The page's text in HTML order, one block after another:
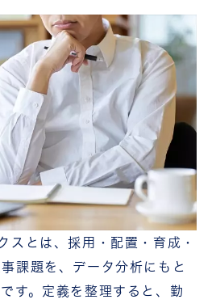
期に察知できる
の精度が向上する
性・公平性が高まる
ィクス分析に活用する6種類のデー
ィクスの進め方
したい課題と目的を設定する
なデータを収集・蓄積する
する
スとは、採用・配置・育成・
課題を、データ分析にもと
す。 定義を整理すると、勤